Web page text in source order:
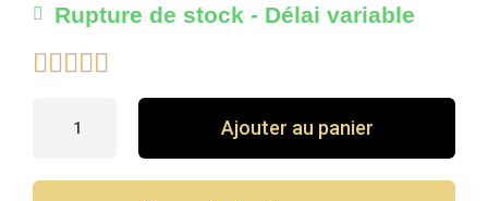
Rupture de stock - Délai variable

Ajouter au panier